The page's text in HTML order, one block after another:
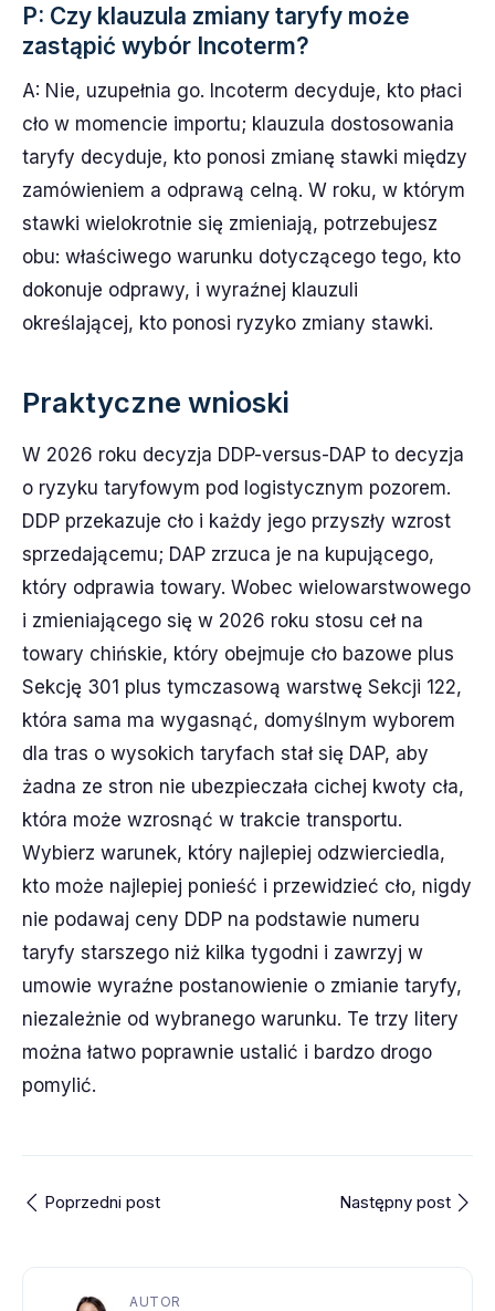
P: Czy klauzula zmiany taryfy może
zastąpić wybór Incoterm?
A: Nie, uzupełnia go. Incoterm decyduje, kto płaci
cło w momencie importu; klauzula dostosowania
taryfy decyduje, kto ponosi zmianę stawki między
zamówieniem a odprawą celną. W roku, w którym
stawki wielokrotnie się zmieniają, potrzebujesz
obu: właściwego warunku dotyczącego tego, kto
dokonuje odprawy, i wyraźnej klauzuli
określającej, kto ponosi ryzyko zmiany stawki.
Praktyczne wnioski
W 2026 roku decyzja DDP-versus-DAP to decyzja
o ryzyku taryfowym pod logistycznym pozorem.
DDP przekazuje cło i każdy jego przyszły wzrost
sprzedającemu; DAP zrzuca je na kupującego,
który odprawia towary. Wobec wielowarstwowego
i zmieniającego się w 2026 roku stosu ceł na
towary chińskie, który obejmuje cło bazowe plus
Sekcję 301 plus tymczasową warstwę Sekcji 122,
która sama ma wygasnąć, domyślnym wyborem
dla tras o wysokich taryfach stał się DAP, aby
żadna ze stron nie ubezpieczała cichej kwoty cła,
która może wzrosnąć w trakcie transportu.
Wybierz warunek, który najlepiej odzwierciedla,
kto może najlepiej ponieść i przewidzieć cło, nigdy
nie podawaj ceny DDP na podstawie numeru
taryfy starszego niż kilka tygodni i zawrzyj w
umowie wyraźne postanowienie o zmianie taryfy,
niezależnie od wybranego warunku. Te trzy litery
można łatwo poprawnie ustalić i bardzo drogo
pomylić.
Poprzedni post Następny post
AUTOR